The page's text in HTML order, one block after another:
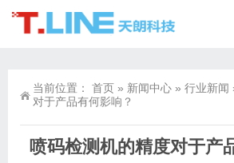
当前位置： 首页 » 新闻中心 » 行业新闻
对于产品有何影响？
喷码检测机的精度对于产